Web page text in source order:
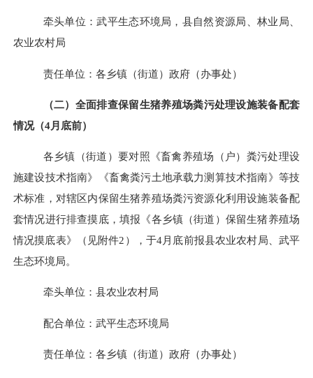
牵头单位：武平生态环境局，县自然资源局、林业局、
农业农村局
责任单位：各乡镇（街道）政府（办事处）
（二） 全面排查保留生猪养殖场粪污处理设施装备配套
情况（4月底前）
各乡镇（街道）要对照 《畜禽养殖场（户）粪污处理设
施建设技术指南》《畜禽粪污土地承载力测算技术指南》等技
术标准， 对辖区内保留生猪养殖场粪污资源化利用设施装备配
套情况进行排查摸底，填报 《各乡镇（街道）保留生猪养殖场
情况摸底表》（见附件2 ），于4月底前报县农业农村局、武平
生态环境局。
牵头单位：县农业农村局
配合单位：武平生态环境局
责任单位：各乡镇（街道）政府（办事处）